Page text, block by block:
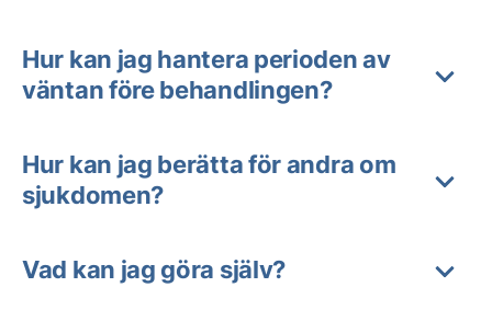
Hur kan jag hantera perioden av
väntan före behandlingen?
Hur kan jag berätta för andra om
sjukdomen?
Vad kan jag göra själv?